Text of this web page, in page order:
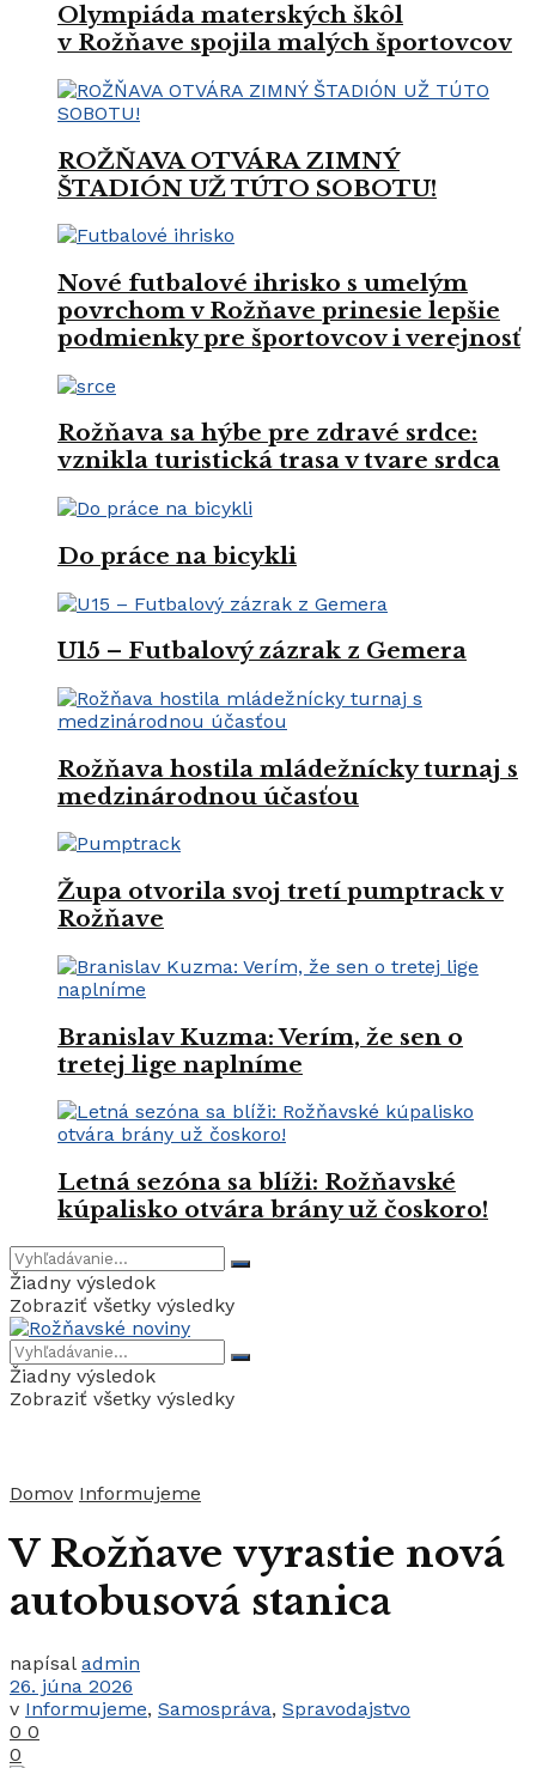
Olympiáda materských škôl
v Rožňave spojila malých športovcov
ROŽŇAVA OTVÁRA ZIMNÝ
ŠTADIÓN UŽ TÚTO SOBOTU!
Nové futbalové ihrisko s umelým
povrchom v Rožňave prinesie lepšie
podmienky pre športovcov i verejnosť
Rožňava sa hýbe pre zdravé srdce:
vznikla turistická trasa v tvare srdca
Do práce na bicykli
U15 – Futbalový zázrak z Gemera
Rožňava hostila mládežnícky turnaj s
medzinárodnou účasťou
Župa otvorila svoj tretí pumptrack v
Rožňave
Branislav Kuzma: Verím, že sen o
tretej lige naplníme
Letná sezóna sa blíži: Rožňavské
kúpalisko otvára brány už čoskoro!
Žiadny výsledok
Zobraziť všetky výsledky
Žiadny výsledok
Zobraziť všetky výsledky
Domov Informujeme
V Rožňave vyrastie nová
autobusová stanica
napísal admin
26. júna 2026
v Informujeme, Samospráva, Spravodajstvo
0 0
0